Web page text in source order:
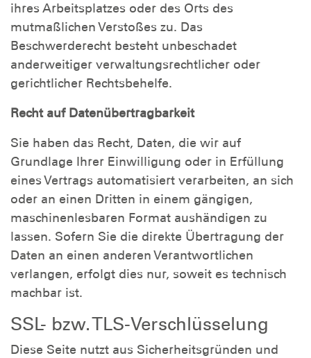
ihres Arbeitsplatzes oder des Orts des
mutmaßlichen Verstoßes zu. Das
Beschwerderecht besteht unbeschadet
anderweitiger verwaltungsrechtlicher oder
gerichtlicher Rechtsbehelfe.
Recht auf Datenübertragbarkeit
Sie haben das Recht, Daten, die wir auf
Grundlage Ihrer Einwilligung oder in Erfüllung
eines Vertrags automatisiert verarbeiten, an sich
oder an einen Dritten in einem gängigen,
maschinenlesbaren Format aushändigen zu
lassen. Sofern Sie die direkte Übertragung der
Daten an einen anderen Verantwortlichen
verlangen, erfolgt dies nur, soweit es technisch
machbar ist.
SSL- bzw. TLS-Verschlüsselung
Diese Seite nutzt aus Sicherheitsgründen und